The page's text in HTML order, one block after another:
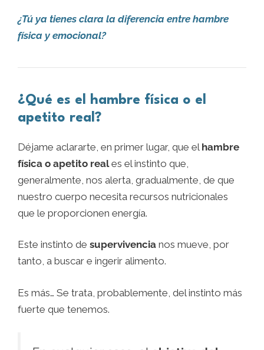
¿Tú ya tienes clara la diferencia entre hambre
física y emocional?
¿Qué es el hambre física o el
apetito real?
Déjame aclararte, en primer lugar, que el hambre
física o apetito reales el instinto que,
generalmente, nos alerta, gradualmente, de que
nuestro cuerpo necesita recursos nutricionales
que le proporcionen energía.
Este instinto de supervivencia nos mueve, por
tanto, a buscar e ingerir alimento.
Es más… Se trata, probablemente, del instinto más
fuerte que tenemos.